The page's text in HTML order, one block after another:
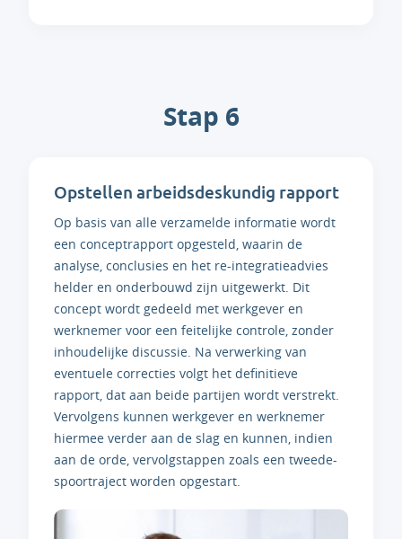
Stap 6
Opstellen arbeidsdeskundig rapport
Op basis van alle verzamelde informatie wordt
een conceptrapport opgesteld, waarin de
analyse, conclusies en het re-integratieadvies
helder en onderbouwd zijn uitgewerkt. Dit
concept wordt gedeeld met werkgever en
werknemer voor een feitelijke controle, zonder
inhoudelijke discussie. Na verwerking van
eventuele correcties volgt het definitieve
rapport, dat aan beide partijen wordt verstrekt.
Vervolgens kunnen werkgever en werknemer
hiermee verder aan de slag en kunnen, indien
aan de orde, vervolgstappen zoals een tweede-
spoortraject worden opgestart.